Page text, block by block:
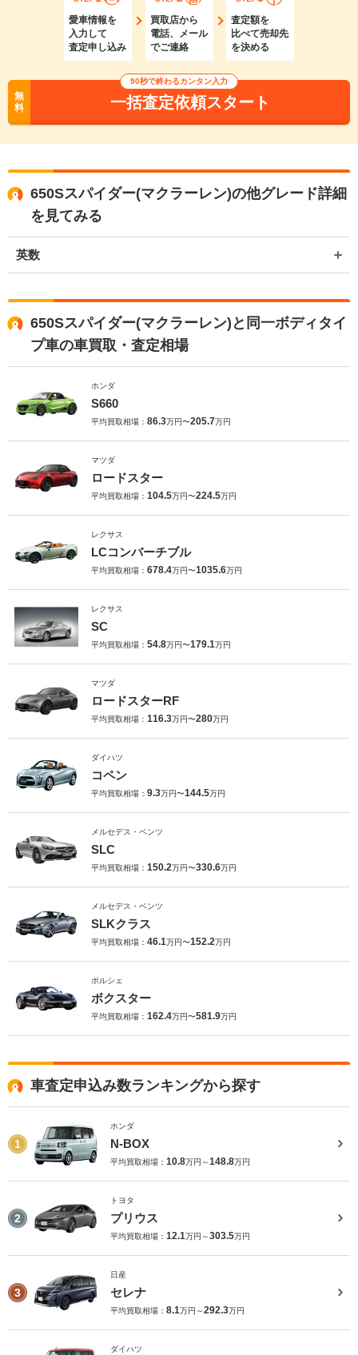
愛車情報を
入力して
査定申し込み
買取店から
電話、メール
でご連絡
査定額を
比べて売却先
を決める
無
料
90秒で終わるカンタン入力
一括査定依頼スタート
650Sスパイダー(マクラーレン)の他グレード詳細
を見てみる
英数
650Sスパイダー(マクラーレン)と同一ボディタイ
プ車の車買取・査定相場
ホンダ
S660
平均買取相場： 86.3万円〜205.7万円
マツダ
ロードスター
平均買取相場： 104.5万円〜224.5万円
レクサス
LCコンバーチブル
平均買取相場： 678.4万円〜1035.6万円
レクサス
SC
平均買取相場： 54.8万円〜179.1万円
マツダ
ロードスターRF
平均買取相場： 116.3万円〜280万円
ダイハツ
コペン
平均買取相場： 9.3万円〜144.5万円
メルセデス・ベンツ
SLC
平均買取相場： 150.2万円〜330.6万円
メルセデス・ベンツ
SLKクラス
平均買取相場： 46.1万円〜152.2万円
ポルシェ
ボクスター
平均買取相場： 162.4万円〜581.9万円
車査定申込み数ランキングから探す
1
ホンダ
N-BOX
平均買取相場： 10.8万円～148.8万円
2
トヨタ
プリウス
平均買取相場： 12.1万円～303.5万円
3
日産
セレナ
平均買取相場： 8.1万円～292.3万円
ダイハツ